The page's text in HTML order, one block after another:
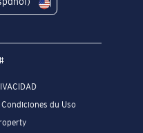
Condiciones du Uso